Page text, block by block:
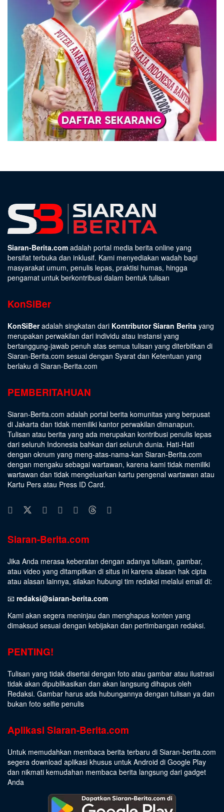
Siaran-Berita.com adalah portal media berita online yang
bersifat terbuka dan inklusif. Kami menyediakan wadah bagi
masyarakat umum, penulis lepas, praktisi humas, hingga
pengamat untuk berkontribusi dalam bentuk tulisan
KonSiBer
KonSiBeradalah singkatan dari Kontributor Siaran Berita yang
merupakan perwakilan dari individu atau instansi yang
bertanggung-jawab penuh atas semua tulisan yang diterbitkan di
Siaran-Berita.com sesuai dengan Syarat dan Ketentuan yang
berlaku di Siaran-Berita.com
PEMBERITAHUAN
Siaran-Berita.com adalah portal berita komunitas yang berpusat
di Jakarta dan tidak memiliki kantor perwakilan dimanapun.
Tulisan atau berita yang ada merupakan kontribusi penulis lepas
dari seluruh Indonesia bahkan dari seluruh dunia. Hati-Hati
dengan oknum yang meng-atas-nama-kan Siaran-Berita.com
dengan mengaku sebagai wartawan, karena kami tidak memiliki
wartawan dan tidak mengeluarkan kartu pengenal wartawan atau
Kartu Pers atau Press ID Card.
Siaran-Berita.com
Jika Anda merasa keberatan dengan adanya tulisan, gambar,
atau video yang ditampilkan di situs ini karena alasan hak cipta
atau alasan lainnya, silakan hubungi tim redaksi melalui email di:
📧 redaksi@siaran-berita.com
Kami akan segera meninjau dan menghapus konten yang
dimaksud sesuai dengan kebijakan dan pertimbangan redaksi.
PENTING!
Tulisan yang tidak disertai dengan foto atau gambar atau ilustrasi
tidak akan dipublikasikan dan akan langsung dihapus oleh
Redaksi. Gambar harus ada hubungannya dengan tulisan ya dan
bukan foto selfie penulis
Aplikasi Siaran-Berita.com
Untuk memudahkan membaca berita terbaru di Siaran-berita.com
segera download aplikasi khusus untuk Android di Google Play
dan nikmati kemudahan membaca berita langsung dari gadget
Anda